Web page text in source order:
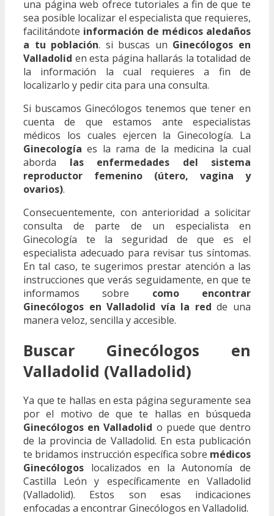
una página web ofrece tutoriales a fin de que te
sea posible localizar el especialista que requieres,
facilitándote información de médicos aledaños
a tu población. si buscas un Ginecólogos en
Valladolid en esta página hallarás la totalidad de
la información la cual requieres a fin de
localizarlo y pedir cita para una consulta.
Si buscamos Ginecólogos tenemos que tener en
cuenta de que estamos ante especialistas
médicos los cuales ejercen la Ginecología. La
Ginecología es la rama de la medicina la cual
aborda las enfermedades del sistema
reproductor femenino (útero, vagina y
ovarios).
Consecuentemente, con anterioridad a solicitar
consulta de parte de un especialista en
Ginecología te la seguridad de que es el
especialista adecuado para revisar tus síntomas.
En tal caso, te sugerimos prestar atención a las
instrucciones que verás seguidamente, en que te
informamos sobre como encontrar
Ginecólogos en Valladolid vía la red de una
manera veloz, sencilla y accesible.
Buscar Ginecólogos en
Valladolid (Valladolid)
Ya que te hallas en esta página seguramente sea
por el motivo de que te hallas en búsqueda
Ginecólogos en Valladolid o puede que dentro
de la provincia de Valladolid. En esta publicación
te bridamos instrucción específica sobre médicos
Ginecólogos localizados en la Autonomía de
Castilla León y específicamente en Valladolid
(Valladolid). Estos son esas indicaciones
enfocadas a encontrar Ginecólogos en Valladolid.